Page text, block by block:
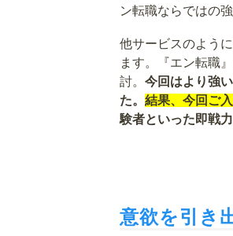
ン転職ならではの強
他サービスのよう
ます。『エン転職
討。 今回はより強
た。 結果、今回ご
験者といった即戦
意欲を引き